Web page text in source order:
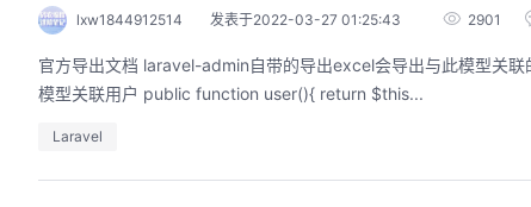
lxw1844912514 发表于2022-03-27 01:25:43 2901
官方导出文档 laravel-admin自带的导出excel会导出与此模型关联的其他数据。所以参考官方文档调整代码 文章表:id,title,user_id 用户表:id,username //文章
模型关联用户 public function user(){ return $this...
Laravel
2026/08/04 周二 19:00-20:00
从入门 · 到做AI应用 · 到企业级开发。不教编
程，只教用AI · 零代码、有产出、能带走、可炫
回顾中